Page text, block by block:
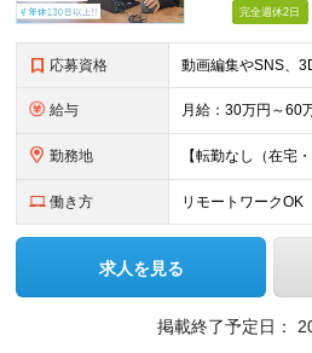
完全週休2日
応募資格
給与
勤務地
働き方 リモートワークOK
求人を見る
掲載終了予定日：